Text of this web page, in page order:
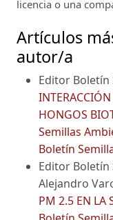
licencia o una
Artículos
autor/a
Editor Boletín
HONGOS
Semillas
Boletín
Editor Boletín
Alejandro
PM 2.5 EN LA